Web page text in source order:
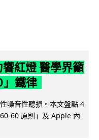
紅燈 醫學界籲
鐵律
噪音性聽損。本文盤點 4
60 原則」及 Apple 內